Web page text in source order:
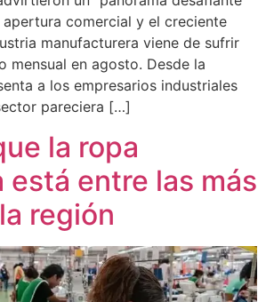
comercial y el creciente
manufacturera viene de sufrir
mensual en agosto. Desde la
a los empresarios industriales
pareciera […]
la ropa
está entre las más
región